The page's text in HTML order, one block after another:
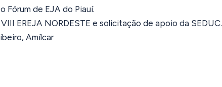
Fórum de EJA do Piauí.
EREJA NORDESTE e solicitação de apoio da SEDUC.
Amílcar